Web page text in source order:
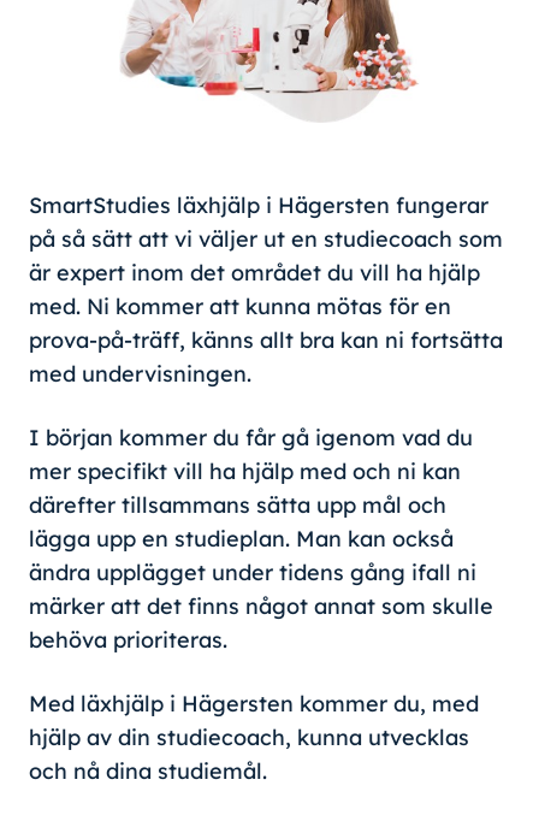
SmartStudies läxhjälp i Hägersten fungerar
på så sätt att vi väljer ut en studiecoach som
är expert inom det området du vill ha hjälp
med. Ni kommer att kunna mötas för en
prova-på-träff, känns allt bra kan ni fortsätta
med undervisningen.
I början kommer du får gå igenom vad du
mer specifikt vill ha hjälp med och ni kan
därefter tillsammans sätta upp mål och
lägga upp en studieplan. Man kan också
ändra upplägget under tidens gång ifall ni
märker att det finns något annat som skulle
behöva prioriteras.
Med läxhjälp i Hägersten kommer du, med
hjälp av din studiecoach, kunna utvecklas
och nå dina studiemål.